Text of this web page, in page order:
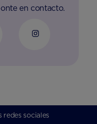
en contacto.
redes sociales